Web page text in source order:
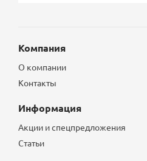
Компания
О компании
Контакты
Информация
Акции и спецпредложения
Статьи